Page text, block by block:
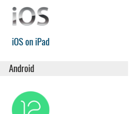
iOS on iPad
Android